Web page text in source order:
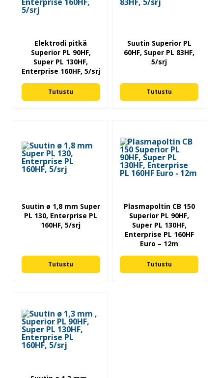
Elektrodi pitkä
Superior PL 90HF,
Super PL 130HF,
Enterprise 160HF, 5/srj
Tutustu
Suutin Superior PL
60HF, Super PL 83HF,
5/srj
Tutustu
Suutin ø 1,8 mm Super
PL 130, Enterprise PL
160HF, 5/srj
Tutustu
Plasmapoltin CB 150
Superior PL 90HF,
Super PL 130HF,
Enterprise PL 160HF
Euro – 12m
Tutustu